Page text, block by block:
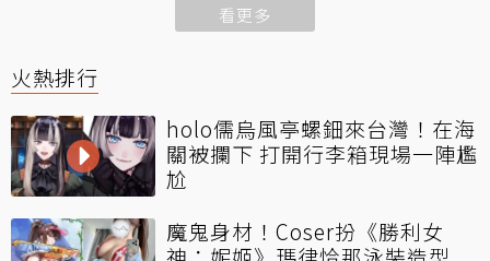
看更多
火熱排行
holo儒烏風亭螺鈿來台灣！在海
關被攔下 打開行李箱現場一陣尷
尬
魔鬼身材！Coser扮《勝利女